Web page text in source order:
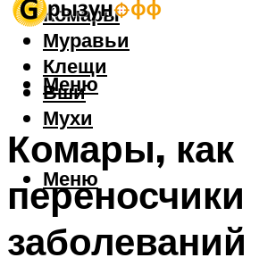
Комары
Муравьи
Клещи
Вши
Мухи
Меню
Меню
Комары, как
переносчики
заболеваний